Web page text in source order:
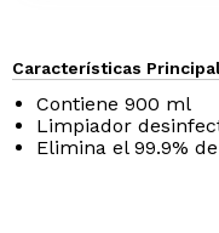
Contiene 900 ml
Limpiador
Elimina el 99.9%